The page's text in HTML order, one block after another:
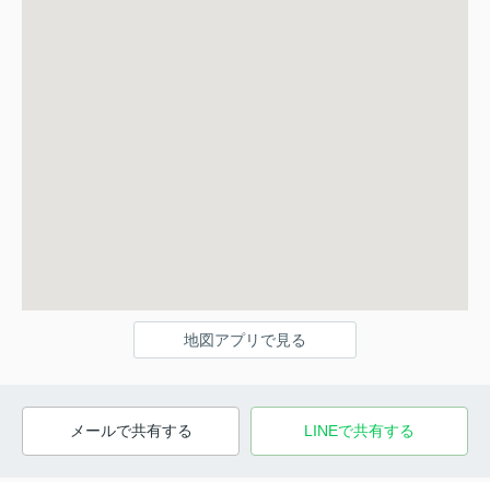
地図アプリで見る
メールで共有する LINEで共有する